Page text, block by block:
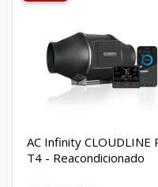
Tamaño del conducto: 4”
AC Infinity CLOUDLINE
T4 - Reacondicionado